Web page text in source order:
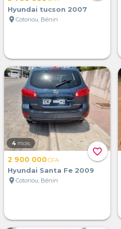
Hyundai tucson 2007
location_on Cotonou, Bénin
favorite_border
4 mois
2 900 000CFA
Hyundai Santa Fe 2009
location_on Cotonou, Bénin